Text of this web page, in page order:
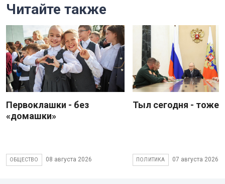
Читайте также
Первоклашки - без
«домашки»
ОБЩЕСТВО 08 августа 2026
Тыл сегодня - тоже
ПОЛИТИКА 07 августа 2026